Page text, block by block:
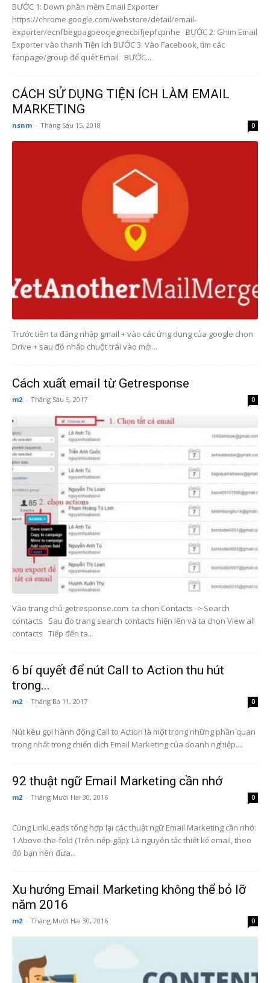
BƯỚC 1: Down phần mềm Email Exporter
https://chrome.google.com/webstore/detail/email-
exporter/ecnfbegpagpeocjegnecbifjepfcpnhe BƯỚC 2: Ghim Email
Exporter vào thanh Tiện ích BƯỚC 3: Vào Facebook, tìm các
fanpage/group để quét Email BƯỚC...
CÁCH SỬ DỤNG TIỆN ÍCH LÀM EMAIL
MARKETING
nsnm - Tháng Sáu 15, 2018 0
Trước tiên ta đăng nhập gmail + vào các ứng dụng của google chọn
Drive + sau đó nhấp chuột trái vào mới...
Cách xuất email từ Getresponse
m2 - Tháng Sáu 5, 2017 0
Vào trang chủ getresponse.com ta chọn Contacts -> Search
contacts Sau đó trang search contacts hiện lên và ta chọn View all
contacts Tiếp đến ta...
6 bí quyết để nút Call to Action thu hút
trong...
m2 - Tháng Ba 11, 2017 0
Nút kêu gọi hành động Call to Action là một trong những phần quan
trọng nhất trong chiến dịch Email Marketing của doanh nghiệp....
92 thuật ngữ Email Marketing cần nhớ
m2 - Tháng Mười Hai 30, 2016 0
Cùng LinkLeads tổng hợp lại các thuật ngữ Email Marketing cần nhớ:
1.Above-the-fold (Trên-nếp-gấp): Là nguyên tắc thiết kế email, theo
đó bạn nên đưa...
Xu hướng Email Marketing không thể bỏ lỡ
năm 2016
m2 - Tháng Mười Hai 30, 2016 0